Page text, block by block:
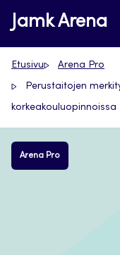
Siirry
suoraan
sisältöön
Jamk Arena
Etusivu Arena Pro
Perustaitojen
korkeakouluopinnoissa
Arena Pro